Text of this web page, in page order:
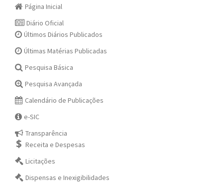
Página Inicial
Diário Oficial
Últimos Diários Publicados
Últimas Matérias Publicadas
Pesquisa Básica
Pesquisa Avançada
Calendário de Publicações
e-SIC
Transparência
Receita e Despesas
Licitações
Dispensas e Inexigibilidades